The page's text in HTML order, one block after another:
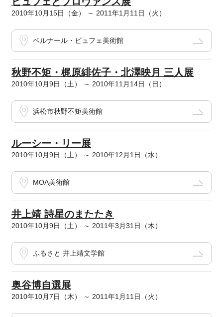
2010年10月15日（金） ～ 2011年1月11日（火）
ベルナール・ビュフェ美術館
秋野不矩・梶原緋佐子・北澤映月 三人展
2010年10月9日（土） ～ 2010年11月14日（日）
浜松市秋野不矩美術館
ルーシー・リー展
2010年10月9日（土） ～ 2010年12月1日（水）
MOA美術館
井上靖 詩星のまたたき
2010年10月9日（土） ～ 2011年3月31日（木）
ふるさと 井上靖文学館
奥谷博自選展
2010年10月7日（木） ～ 2011年1月11日（火）